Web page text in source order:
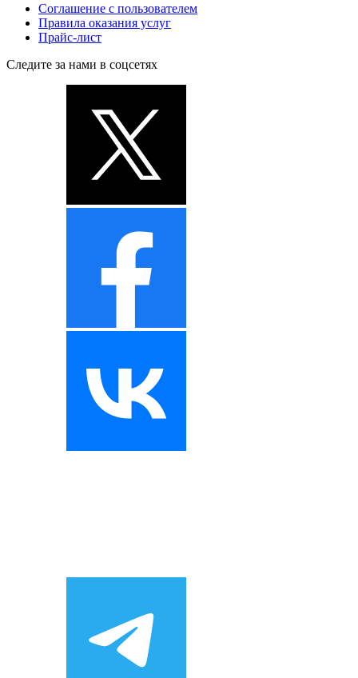
Соглашение с пользователем
Правила оказания услуг
Прайс-лист
Следите за нами в соцсетях